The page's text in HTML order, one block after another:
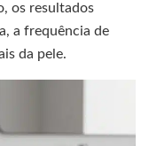
os resultados
a frequência de
da pele.